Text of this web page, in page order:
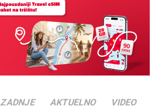
ZADNJE AKTUELNO VIDEO